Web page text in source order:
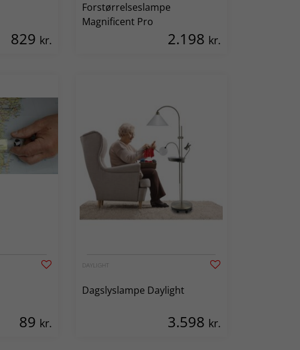
829 kr.
Forstørrelseslampe
Magnificent Pro
2.198 kr.
89 kr.
DAYLIGHT
Dagslyslampe Daylight
3.598 kr.